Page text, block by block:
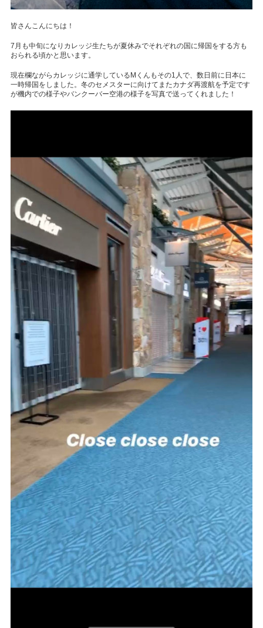
皆さんこんにちは！
7月も中旬になりカレッジ生たちが夏休みでそれぞれの国に帰国をする方も
おられる頃かと思います。
現在欄ながらカレッジに通学しているMくんもその1人で、数日前に日本に
一時帰国をしました。冬のセメスターに向けてまたカナダ再渡航を予定です
が機内での様子やバンクーバー空港の様子を写真で送ってくれました！